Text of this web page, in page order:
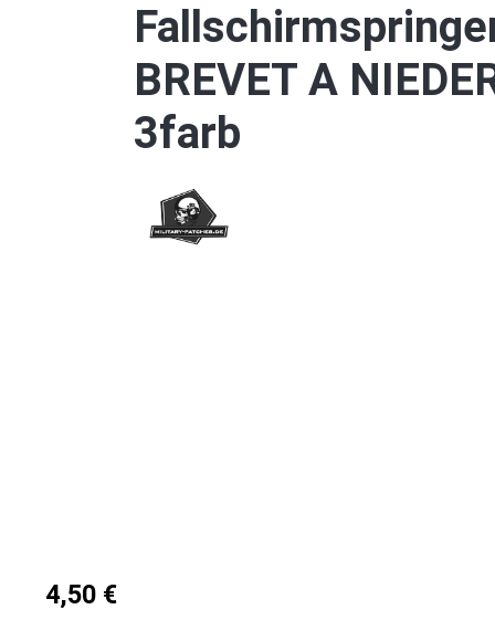
BREVET A
3farb
4,50 €